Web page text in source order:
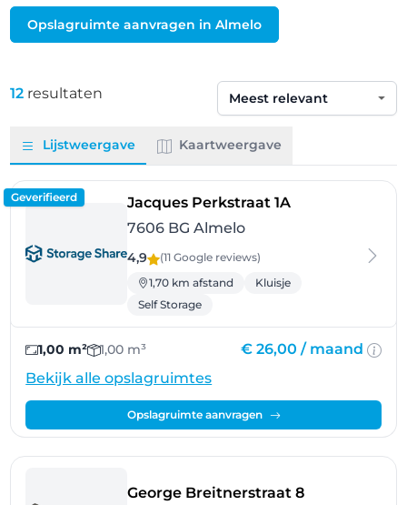
Opslagruimte aanvragen in Almelo
12 resultaten
Sorteren op
Lijstweergave Kaartweergave
Geverifieerd Jacques Perkstraat 1A- Almelo
7606 BG Almelo
4,9 (11 Google reviews)
1,70 km afstand
Kluisje
Self Storage
1,00 m² 1,00 m³ € 26,00 / maand
Bekijk alle opslagruimtes
Opslagruimte aanvragen
George Breitnerstraat 8- Almelo